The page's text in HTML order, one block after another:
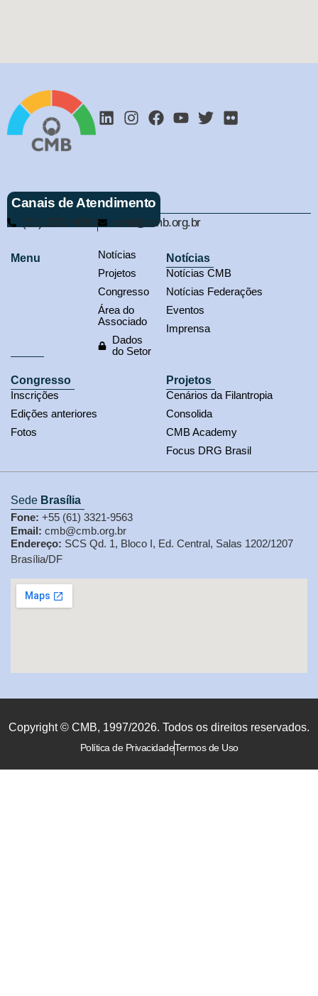
Canais de Atendimento
(61) 3321-9563 cmb@cmb.org.br
Menu
Notícias
Projetos
Congresso
Área do
Associado
Dados
do Setor
Notícias
Notícias CMB
Notícias Federações
Eventos
Imprensa
Congresso
Inscrições
Edições anteriores
Fotos
Projetos
Cenários da Filantropia
Consolida
CMB Academy
Focus DRG Brasil
Sede Brasília
Fone: +55 (61) 3321-9563
Email: cmb@cmb.org.br
Endereço: SCS Qd. 1, Bloco I, Ed. Central, Salas 1202/1207
Brasília/DF
Copyright © CMB, 1997/2026. Todos os direitos reservados.
Política de PrivacidadeTermos de Uso